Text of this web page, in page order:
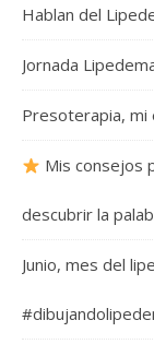
Hablan del
Jornada
Presoterapia, mi
Mis consejos
descubrir la
Junio, mes del